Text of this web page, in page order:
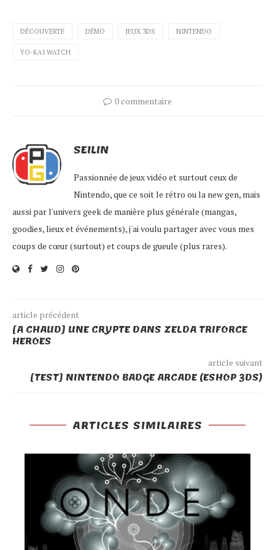
DÉCOUVERTE DÉMO JEUX 3DS NINTENDO
YO-KAI WATCH
0 commentaire
SEILIN
Passionnée de jeux vidéo et surtout ceux de
Nintendo, que ce soit le rétro ou la new gen, mais
aussi par l'univers geek de manière plus générale (mangas,
goodies, lieux et événements), j'ai voulu partager avec vous mes
coups de cœur (surtout) et coups de gueule (plus rares).
article précédent
[A CHAUD] UNE CRYPTE DANS ZELDA TRIFORCE
HEROES
article suivant
[TEST] NINTENDO BADGE ARCADE (ESHOP 3DS)
ARTICLES SIMILAIRES